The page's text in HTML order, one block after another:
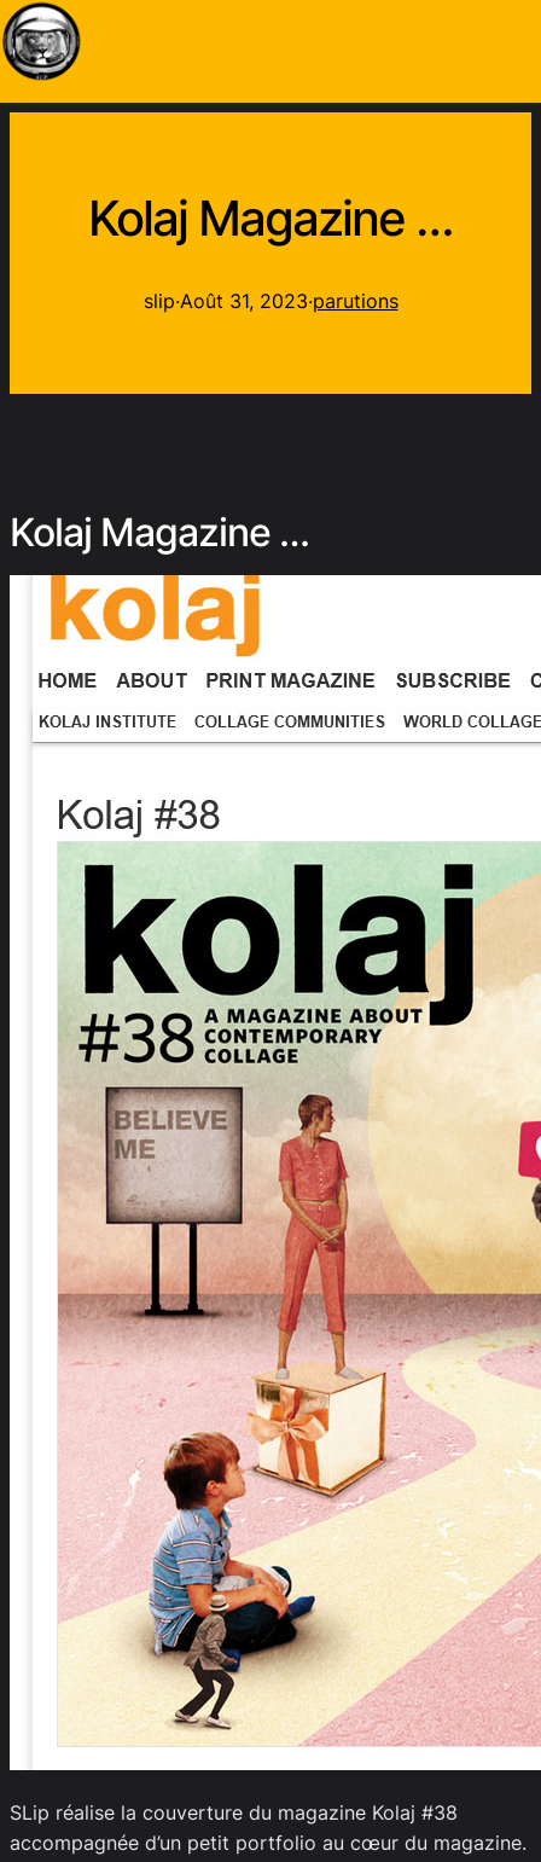
Kolaj Magazine …
slip·Août 31, 2023·parutions
Kolaj Magazine …
SLip réalise la couverture du magazine Kolaj #38
accompagnée d’un petit portfolio au cœur du magazine.